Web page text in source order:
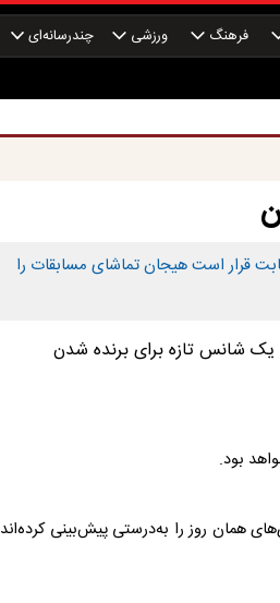
فرهنگ ورزشی چندرسانه‌ای
شد. این رقابت قرار است هیجان تماشای مسابقات را
بود.
همان روز را به‌درستی پیش‌بینی کرده‌اند